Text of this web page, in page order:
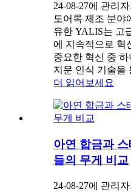
24-08-27에 관리
도어록 제조 분야
유한 YALIS는 고
에 지속적으로 혁
중요한 혁신 중
지문 인식 기술을
더 읽어보세요
아연 합금과
들의 무게 비교
24-08-27에 관리